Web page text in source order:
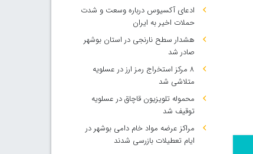
ادعای آکسیوس درباره وسعت و شدت
حملات اخیر به ایران
هشدار سطح نارنجی در استان بوشهر
صادر شد
۸ مرکز استخراج رمز ارز در عسلویه
متلاشی شد
محموله تلویزیون قاچاق در عسلویه
توقیف شد
مراکز عرضه مواد خام دامی بوشهر در
ایام تعطیلات بازرسی شدند